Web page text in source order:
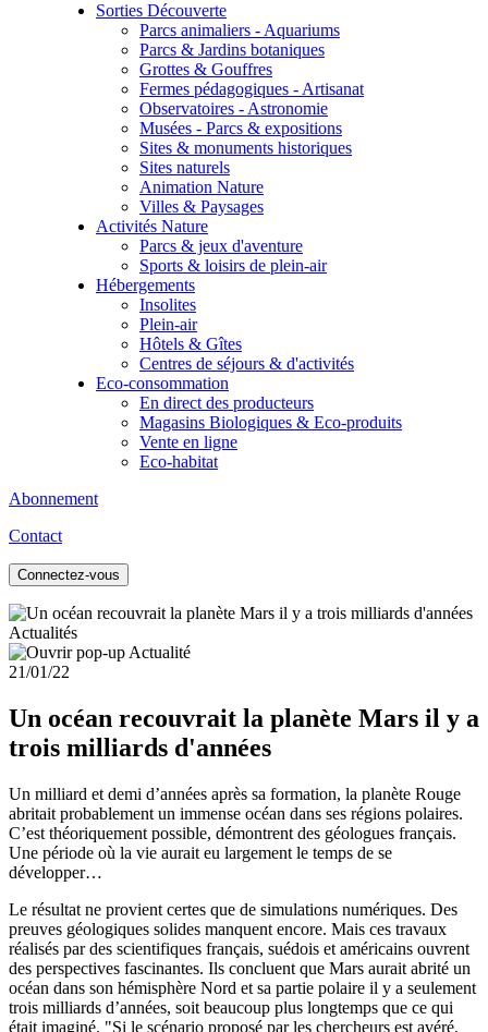
Sorties Découverte
Parcs animaliers - Aquariums
Parcs & Jardins botaniques
Grottes & Gouffres
Fermes pédagogiques - Artisanat
Observatoires - Astronomie
Musées - Parcs & expositions
Sites & monuments historiques
Sites naturels
Animation Nature
Villes & Paysages
Activités Nature
Parcs & jeux d'aventure
Sports & loisirs de plein-air
Hébergements
Insolites
Plein-air
Hôtels & Gîtes
Centres de séjours & d'activités
Eco-consommation
En direct des producteurs
Magasins Biologiques & Eco-produits
Vente en ligne
Eco-habitat
Abonnement
Contact
Connectez-vous
Actualités
21/01/22
Un océan recouvrait la planète Mars il y a
trois milliards d'années
Un milliard et demi d’années après sa formation, la planète Rouge
abritait probablement un immense océan dans ses régions polaires.
C’est théoriquement possible, démontrent des géologues français.
Une période où la vie aurait eu largement le temps de se
développer…
Le résultat ne provient certes que de simulations numériques. Des
preuves géologiques solides manquent encore. Mais ces travaux
réalisés par des scientifiques français, suédois et américains ouvrent
des perspectives fascinantes. Ils concluent que Mars aurait abrité un
océan dans son hémisphère Nord et sa partie polaire il y a seulement
trois milliards d’années, soit beaucoup plus longtemps que ce qui
était imaginé. "Si le scénario proposé par les chercheurs est avéré,